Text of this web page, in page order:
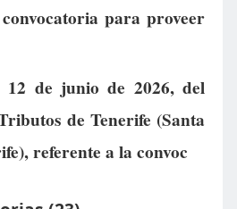
para proveer
12 de junio de 2026, del
de Tenerife (Santa
referente a la convoc